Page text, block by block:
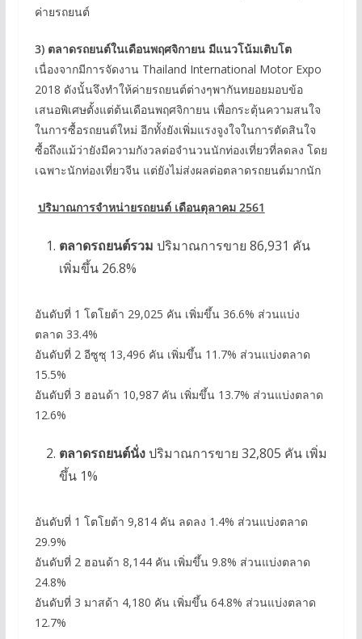
ค่ายรถยนต์
3) ตลาดรถยนต์ในเดือนพฤศจิกายน มีแนวโน้มเติบโต
เนื่องจากมีการจัดงาน Thailand International Motor Expo
2018 ดังนั้นจึงทำให้ค่ายรถยนต์ต่างๆพากันทยอยมอบข้อ
เสนอพิเศษตั้งแต่ต้นเดือนพฤศจิกายน เพื่อกระตุ้นความสนใจ
ในการซื้อรถยนต์ใหม่ อีกทั้งยังเพิ่มแรงจูงใจในการตัดสินใจ
ซื้อถึงแม้ว่ายังมีความกังวลต่อจำนวนนักท่องเที่ยวที่ลดลง โดย
เฉพาะนักท่องเที่ยวจีน แต่ยังไม่ส่งผลต่อตลาดรถยนต์มากนัก
ปริมาณการจำหน่ายรถยนต์ เดือนตุลาคม 2561
ตลาดรถยนต์รวม ปริมาณการขาย 86,931 คัน
เพิ่มขึ้น 26.8%
อันดับที่ 1 โตโยต้า 29,025 คัน เพิ่มขึ้น 36.6% ส่วนแบ่ง
ตลาด 33.4%
อันดับที่ 2 อีซูซุ 13,496 คัน เพิ่มขึ้น 11.7% ส่วนแบ่งตลาด
15.5%
อันดับที่ 3 ฮอนด้า 10,987 คัน เพิ่มขึ้น 13.7% ส่วนแบ่งตลาด
12.6%
ตลาดรถยนต์นั่งปริมาณการขาย 32,805 คัน เพิ่ม
ขึ้น 1%
อันดับที่ 1 โตโยต้า 9,814 คัน ลดลง 1.4% ส่วนแบ่งตลาด
29.9%
อันดับที่ 2 ฮอนด้า 8,144 คัน เพิ่มขึ้น 9.8% ส่วนแบ่งตลาด
24.8%
อันดับที่ 3 มาสด้า 4,180 คัน เพิ่มขึ้น 64.8% ส่วนแบ่งตลาด
12.7%